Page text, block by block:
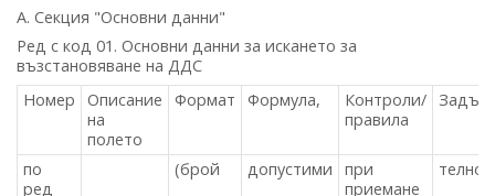
A. Секция "Основни данни"
Ред с код 01. Основни данни за искането за
възстановяване на ДДС
Номер
Описание
на
полето
Формат Формула,
Контроли/
правила
по
ред
(брой допустими
при
приемане
телно